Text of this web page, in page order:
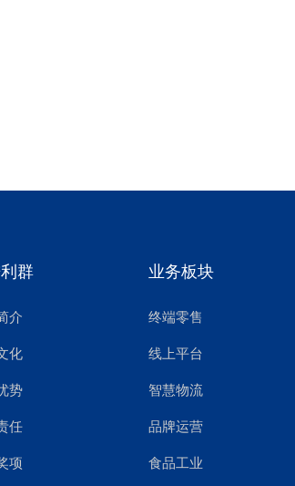
群
介
化
势
任
项
业务板块
终端零售
线上平台
智慧物流
品牌运营
食品工业